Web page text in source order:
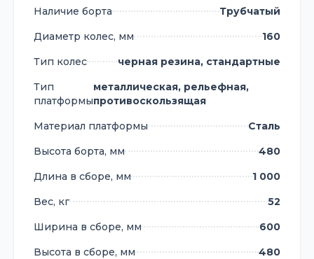
Наличие борта
Трубчатый
Диаметр колес, мм
160
Тип колес
черная резина, стандартные
Тип
платформы
металлическая, рельефная,
противоскользящая
Материал платформы
Сталь
Высота борта, мм
480
Длина в сборе, мм
1 000
Вес, кг
52
Ширина в сборе, мм
600
Высота в сборе, мм
480